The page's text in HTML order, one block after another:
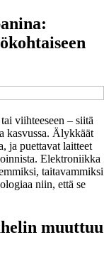
viihteeseen – siitä
kasvussa. Älykkäät
ja puettavat laitteet
Elektroniikka
taitavammiksi
niin, että se
muuttuu